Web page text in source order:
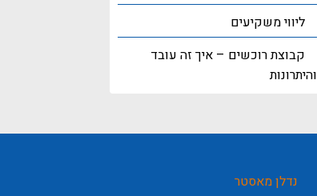
ליווי משקיעים
קבוצת רוכשים – איך זה עובד
והיתרונות
נדלן מאסטר